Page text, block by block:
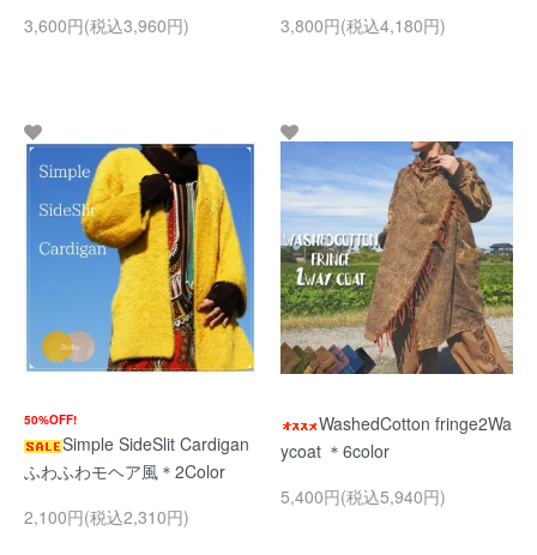
3,600円(税込3,960円)
3,800円(税込4,180円)
50%OFF!
Simple SideSlit Cardigan
ふわふわモヘア風＊2Color
2,100円(税込2,310円)
WashedCotton fringe2Wa
ycoat ＊6color
5,400円(税込5,940円)